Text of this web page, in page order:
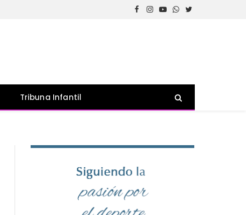
Facebook
Instagram
YouTube
WhatsApp
Twitter
Tribuna Infantil